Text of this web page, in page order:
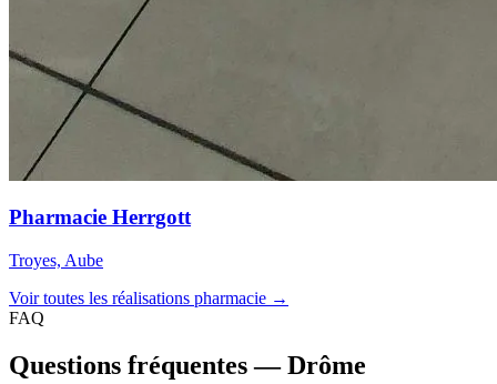
Pharmacie Herrgott
Troyes, Aube
Voir toutes les réalisations pharmacie →
FAQ
Questions fréquentes — Drôme